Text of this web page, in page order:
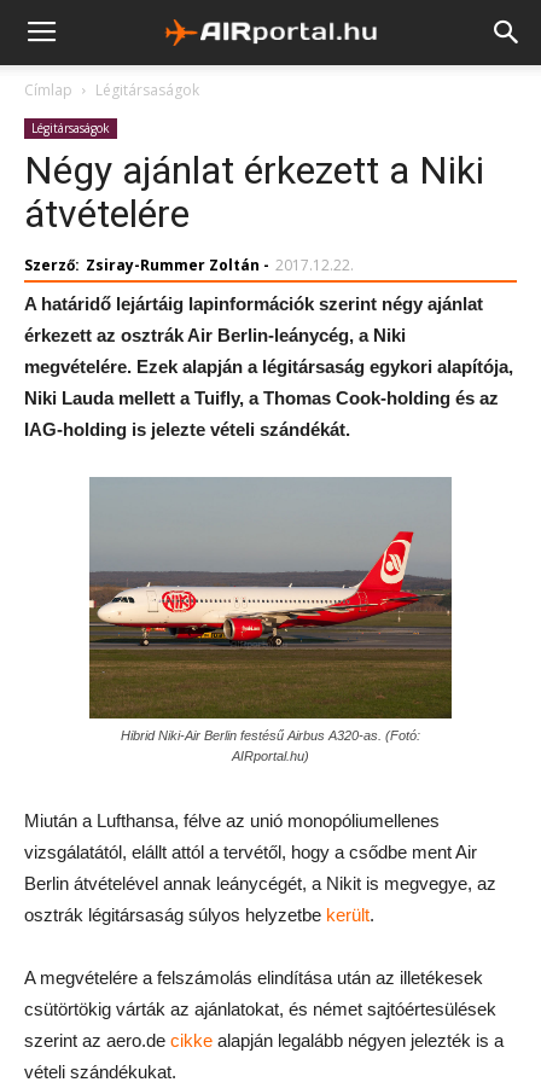
Címlap Légitársaságok
Légitársaságok
Négy ajánlat érkezett a Niki
átvételére
Szerző: Zsiray-Rummer Zoltán - 2017.12.22.
A határidő lejártáig lapinformációk szerint négy ajánlat
érkezett az osztrák Air Berlin-leánycég, a Niki
megvételére. Ezek alapján a légitársaság egykori alapítója,
Niki Lauda mellett a Tuifly, a Thomas Cook-holding és az
IAG-holding is jelezte vételi szándékát.
Hibrid Niki-Air Berlin festésű Airbus A320-as. (Fotó:
AIRportal.hu)
Miután a Lufthansa, félve az unió monopóliumellenes
vizsgálatától, elállt attól a tervétől, hogy a csődbe ment Air
Berlin átvételével annak leánycégét, a Nikit is megvegye, az
osztrák légitársaság súlyos helyzetbe került.
A megvételére a felszámolás elindítása után az illetékesek
csütörtökig várták az ajánlatokat, és német sajtóértesülések
szerint az aero.de cikke alapján legalább négyen jelezték is a
vételi szándékukat.